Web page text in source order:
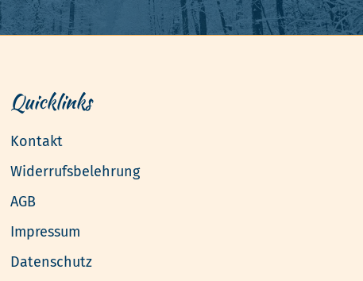
Quicklinks
Kontakt
Widerrufsbelehrung
AGB
Impressum
Datenschutz